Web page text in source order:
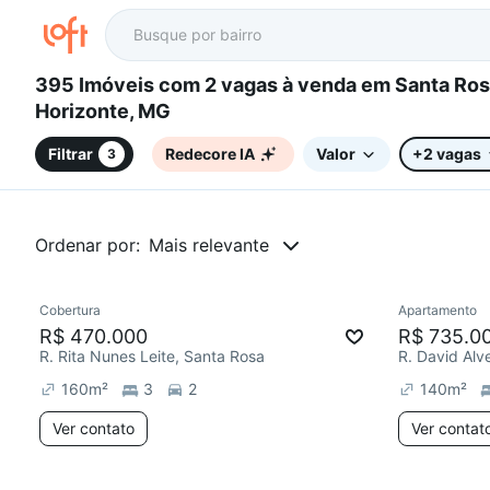
395 Imóveis com 2 vagas à venda em Santa Rosa, Belo
Horizonte, MG
Filtrar 3 Redecore IA Valor +2 vagas
Ordenar por: Mais relevante
Redecorar
Cobertura
R$ 470.000
R. Rita Nunes Leite, Santa Rosa
160m² 3 2
Ver contato
Apartamento
R$
R. David
140m²
Ver